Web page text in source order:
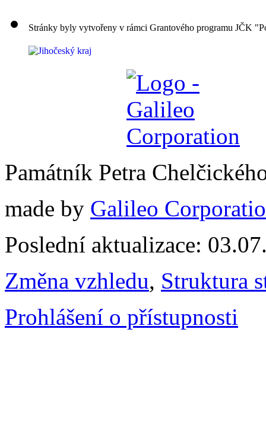
Stránky byly vytvořeny v rámci Grantového programu JČK
Památník Petra
made by Galileo
Poslední aktualizace:
Změna vzhledu, Struktura
Prohlášení o přístupnosti